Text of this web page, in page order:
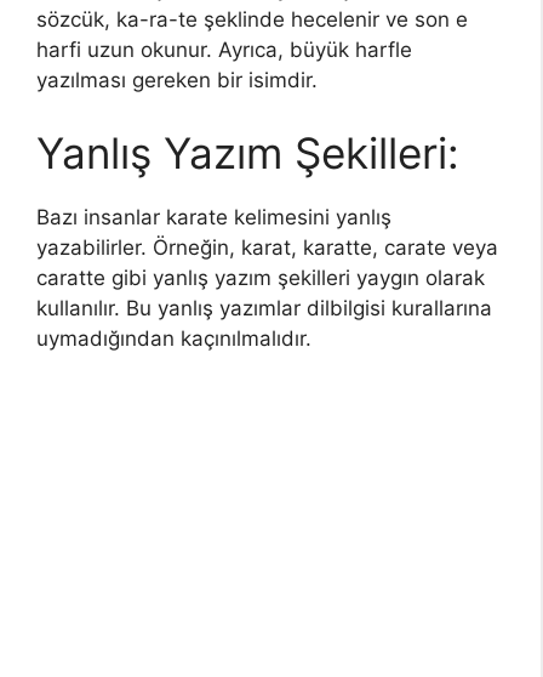
sözcük, ka-ra-te şeklinde hecelenir ve son e
harfi uzun okunur. Ayrıca, büyük harfle
yazılması gereken bir isimdir.
Yanlış Yazım Şekilleri:
Bazı insanlar karate kelimesini yanlış
yazabilirler. Örneğin, karat, karatte, carate veya
caratte gibi yanlış yazım şekilleri yaygın olarak
kullanılır. Bu yanlış yazımlar dilbilgisi kurallarına
uymadığından kaçınılmalıdır.